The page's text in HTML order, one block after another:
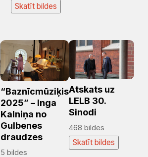
Skatīt bildes
“Baznīcmūziķis
2025” – Inga
Kalniņa no
Gulbenes
draudzes
5 bildes
Atskats uz
LELB 30.
Sinodi
468 bildes
Skatīt bildes